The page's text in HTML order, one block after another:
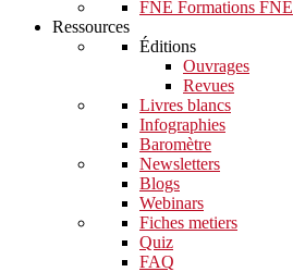
FNE Formations FNE
Ressources
Éditions
Ouvrages
Revues
Livres blancs
Infographies
Baromètre
Newsletters
Blogs
Webinars
Fiches metiers
Quiz
FAQ